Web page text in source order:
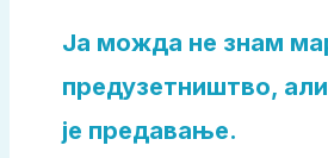
Ја можда не знам
предузетништво,
је предавање.